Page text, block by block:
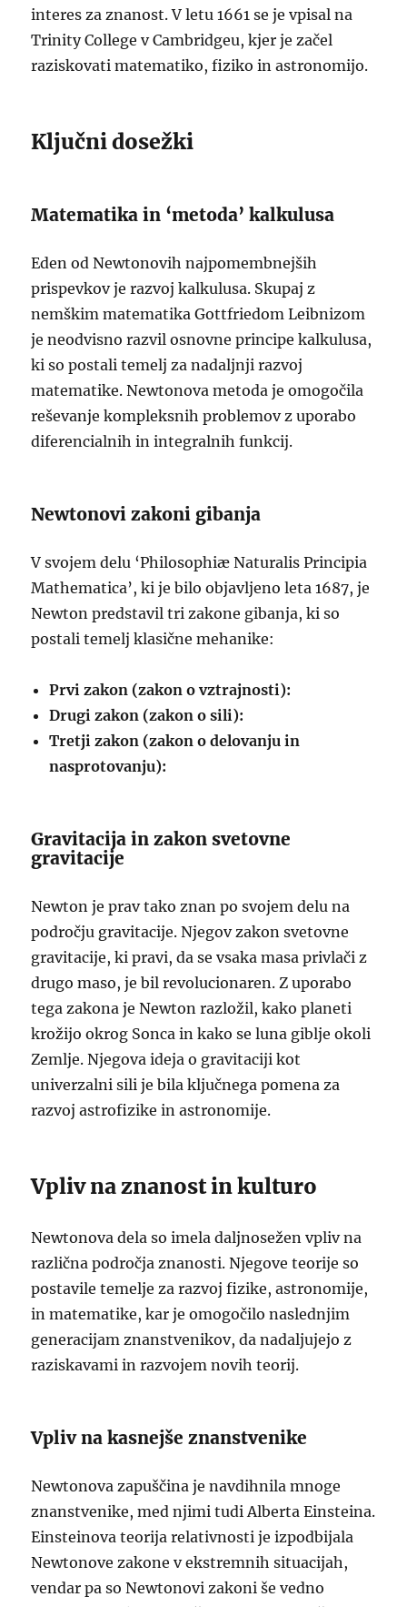
interes za znanost. V letu 1661 se je vpisal na
Trinity College v Cambridgeu, kjer je začel
raziskovati matematiko, fiziko in astronomijo.
Ključni dosežki
Matematika in ‘metoda’ kalkulusa
Eden od Newtonovih najpomembnejših
prispevkov je razvoj kalkulusa. Skupaj z
nemškim matematika Gottfriedom Leibnizom
je neodvisno razvil osnovne principe kalkulusa,
ki so postali temelj za nadaljnji razvoj
matematike. Newtonova metoda je omogočila
reševanje kompleksnih problemov z uporabo
diferencialnih in integralnih funkcij.
Newtonovi zakoni gibanja
V svojem delu ‘Philosophiæ Naturalis Principia
Mathematica’, ki je bilo objavljeno leta 1687, je
Newton predstavil tri zakone gibanja, ki so
postali temelj klasične mehanike:
Prvi zakon (zakon o vztrajnosti):
Drugi zakon (zakon o sili):
Tretji zakon (zakon o delovanju in
nasprotovanju):
Gravitacija in zakon svetovne
gravitacije
Newton je prav tako znan po svojem delu na
področju gravitacije. Njegov zakon svetovne
gravitacije, ki pravi, da se vsaka masa privlači z
drugo maso, je bil revolucionaren. Z uporabo
tega zakona je Newton razložil, kako planeti
krožijo okrog Sonca in kako se luna giblje okoli
Zemlje. Njegova ideja o gravitaciji kot
univerzalni sili je bila ključnega pomena za
razvoj astrofizike in astronomije.
Vpliv na znanost in kulturo
Newtonova dela so imela daljnosežen vpliv na
različna področja znanosti. Njegove teorije so
postavile temelje za razvoj fizike, astronomije,
in matematike, kar je omogočilo naslednjim
generacijam znanstvenikov, da nadaljujejo z
raziskavami in razvojem novih teorij.
Vpliv na kasnejše znanstvenike
Newtonova zapuščina je navdihnila mnoge
znanstvenike, med njimi tudi Alberta Einsteina.
Einsteinova teorija relativnosti je izpodbijala
Newtonove zakone v ekstremnih situacijah,
vendar pa so Newtonovi zakoni še vedno